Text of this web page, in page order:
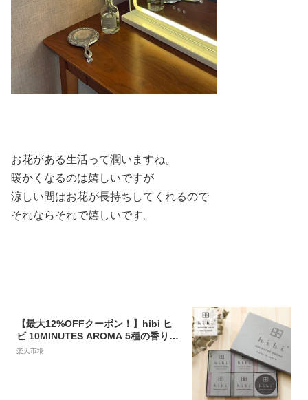
お花がある生活って潤いますね。
暖かくなるのは嬉しいですが
涼しい間はお花が長持ちしてくれるので
それならそれで嬉しいです。
【最大12%OFFクーポン！】hibi ヒ
ビ 10MINUTES AROMA 5種の香りギ
フトボックス ペーパーバッグ付き お
楽天市場